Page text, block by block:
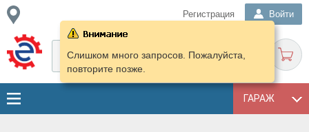
Регистрация Войти
ГАРАЖ
Слишком много запросов. Пожалуйста,
повторите позже.